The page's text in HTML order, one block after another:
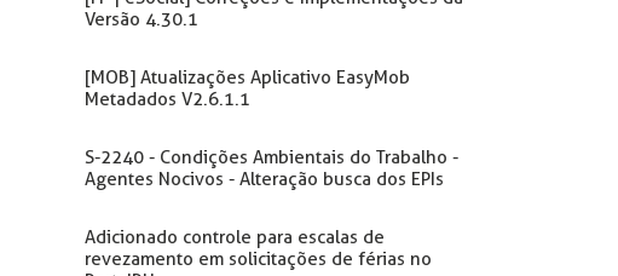
Versão 4.30.1
[MOB] Atualizações Aplicativo EasyMob
Metadados V2.6.1.1
S-2240 - Condições Ambientais do Trabalho -
Agentes Nocivos - Alteração busca dos EPIs
Adicionado controle para escalas de
revezamento em solicitações de férias no